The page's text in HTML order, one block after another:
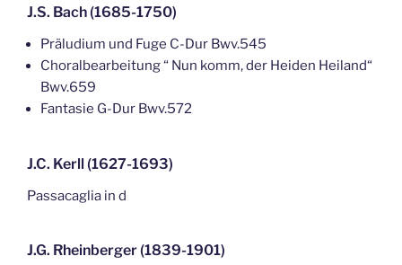
J.S. Bach (1685-1750)
Präludium und Fuge C-Dur Bwv.545
Choralbearbeitung “ Nun komm, der Heiden Heiland“
Bwv.659
Fantasie G-Dur Bwv.572
J.C. Kerll (1627-1693)
Passacaglia in d
J.G. Rheinberger (1839-1901)